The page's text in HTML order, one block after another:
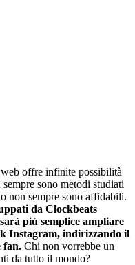
offre infinite possibilità
sono metodi studiati
non sempre sono affidabili.
da Clockbeats
più semplice ampliare
Instagram, indirizzando il
fan. Chi non vorrebbe un
da tutto il mondo?